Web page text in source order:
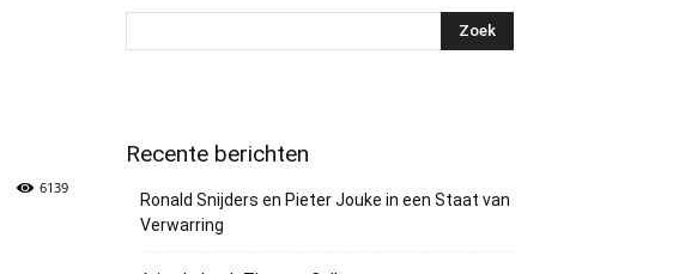
6139
Recente berichten
Ronald Snijders en Pieter Jouke in een Staat van
Verwarring